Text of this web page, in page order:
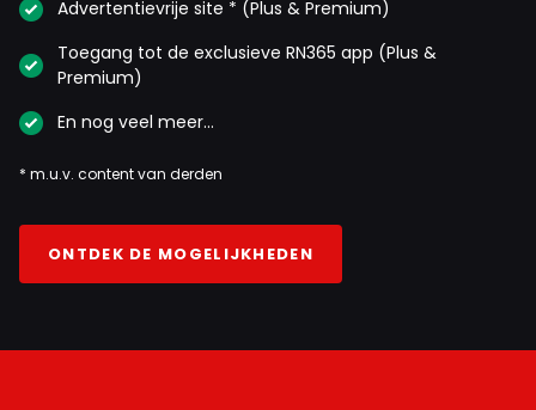
Advertentievrije site * (Plus & Premium)
Toegang tot de exclusieve RN365 app (Plus &
Premium)
En nog veel meer…
* m.u.v. content van derden
ONTDEK DE MOGELIJKHEDEN